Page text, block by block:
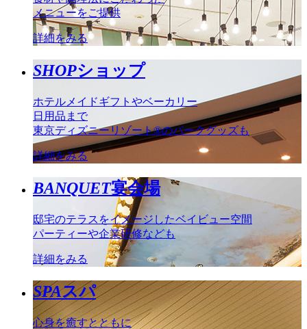
メニューをご提供
詳細をみる
SHOPショップ
ホテルメイドギフトやベーカリー
日用品まで
東京ディズニーリゾート®のパークグッズも
詳細をみる
BANQUET宴会場
邸宅のテラスをイメージしたベイビュー空間
パーティーや企業研修なども
詳細をみる
SPAスパ
心身を癒すとともに